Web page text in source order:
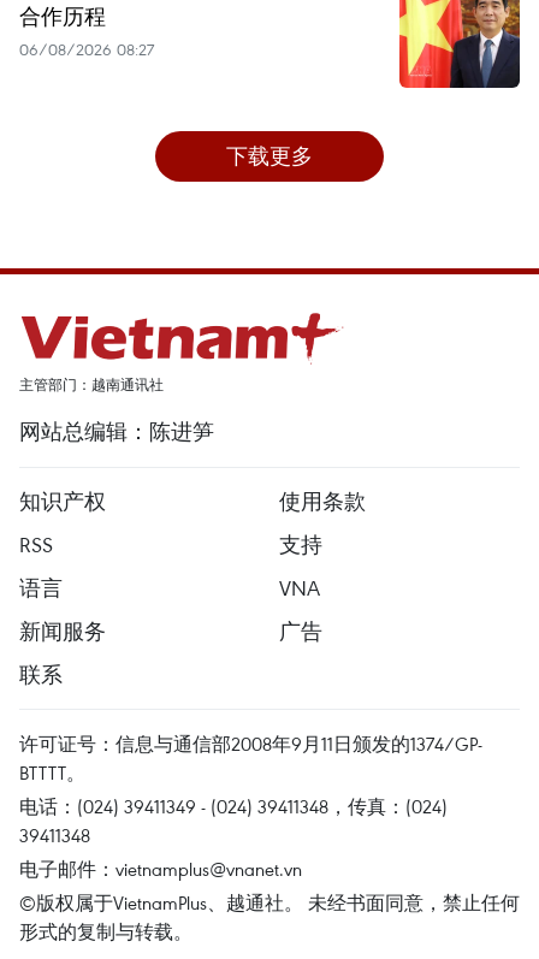
合作历程
06/08/2026 08:27
下载更多
主管部门：越南通讯社
网站总编辑：陈进笋
知识产权
使用条款
RSS
支持
语言
VNA
新闻服务
广告
联系
许可证号：信息与通信部2008年9月11日颁发的1374/GP-
BTTTT。
电话：(024) 39411349 - (024) 39411348，传真：(024)
39411348
电子邮件： vietnamplus@vnanet.vn
©版权属于VietnamPlus、越通社。 未经书面同意，禁止任何
形式的复制与转载。